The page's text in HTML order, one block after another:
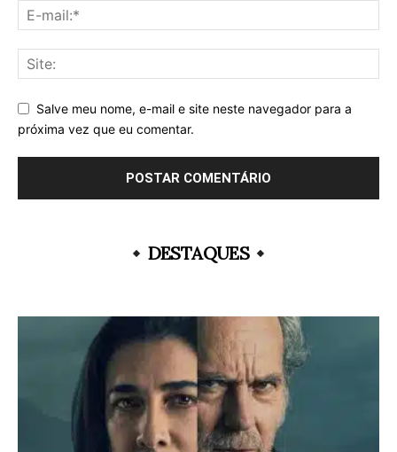
Salve meu nome, e-mail e site neste navegador para a
próxima vez que eu comentar.
DESTAQUES